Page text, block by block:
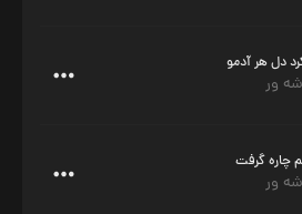
دل هر آدمو
ور
چاره گرفت
ور